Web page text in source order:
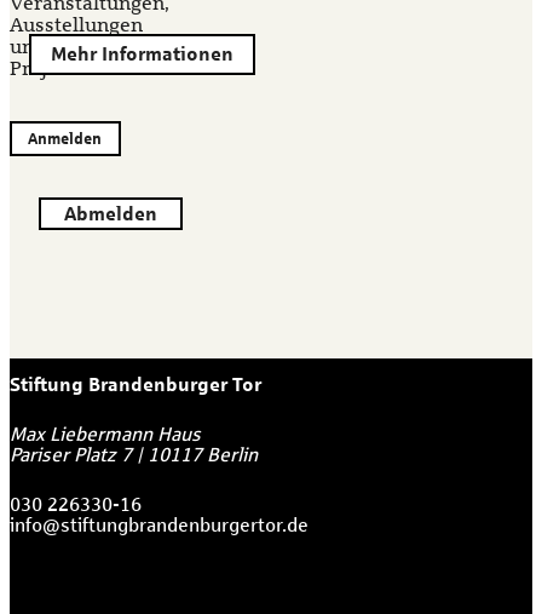
Ausstellungen
und
Projekten.
Anmelden
Abmelden
Mehr Informationen
Stiftung Brandenburger Tor
Max Liebermann Haus
Pariser Platz 7| 10117 Berlin
030 226330-16
info@stiftungbrandenburgertor.de